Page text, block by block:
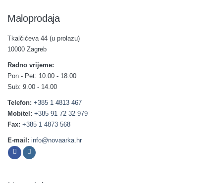
Maloprodaja
Tkalčićeva 44 (u prolazu)
10000 Zagreb
Radno vrijeme:
Pon - Pet: 10.00 - 18.00
Sub: 9.00 - 14.00
Telefon: +385 1 4813 467
Mobitel: +385 91 72 32 979
Fax: +385 1 4873 568
E-mail: info@novaarka.hr